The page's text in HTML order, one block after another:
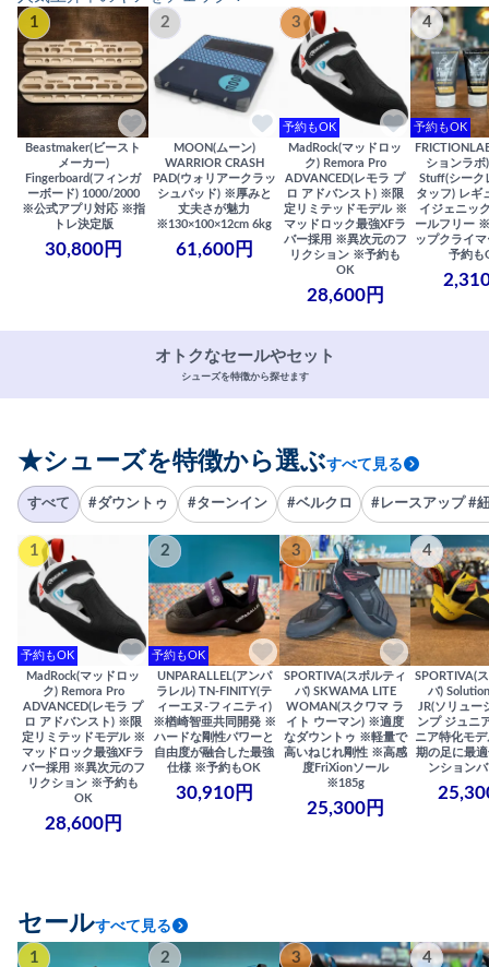
1
Beastmaker(ビースト
メーカー)
Fingerboard(フィンガ
ーボード) 1000/2000
※公式アプリ対応 ※指
トレ決定版
30,800円
2
MOON(ムーン)
WARRIOR CRASH
PAD(ウォリアークラッ
シュパッド) ※厚みと
丈夫さが魅力
※130×100×12cm 6kg
61,600円
3
予約もOK
MadRock(マッドロッ
ク) Remora Pro
ADVANCED(レモラ プ
ロ アドバンスト) ※限
定リミテッドモデル ※
マッドロック最強XFラ
バー採用 ※異次元のフ
リクション ※予約も
OK
28,600円
4
予約もOK
ションラボ
Stuff(シーク
タッフ) レギ
イジェニッ
ールフリー
ップクライ
予約も
オトクなセールやセット
シューズを特徴から探せます
★シューズを特徴から選ぶすべて見る
すべて #ダウントゥ #ターンイン #ベルクロ #レースアップ #
1
予約もOK
MadRock(マッドロッ
ク) Remora Pro
ADVANCED(レモラ プ
ロ アドバンスト) ※限
定リミテッドモデル ※
マッドロック最強XFラ
バー採用 ※異次元のフ
リクション ※予約も
OK
28,600円
2
予約もOK
UNPARALLEL(アンパ
ラレル) TN-FINITY(テ
ィーエヌ-フィニティ)
※楢崎智亜共同開発 ※
ハードな剛性パワーと
自由度が融合した最強
仕様 ※予約もOK
30,910円
3
SPORTIVA(スポルティ
バ) SKWAMA LITE
WOMAN(スクワマ ラ
イト ウーマン) ※適度
なダウントゥ ※軽量で
高いねじれ剛性 ※高感
度FriXionソール
※185g
25,300円
4
SPORTIVA(
バ)
JR(ソリュー
ンプ ジュニ
ニア特化モ
期の足に最
ンション
セールすべて見る
1 2 3 4